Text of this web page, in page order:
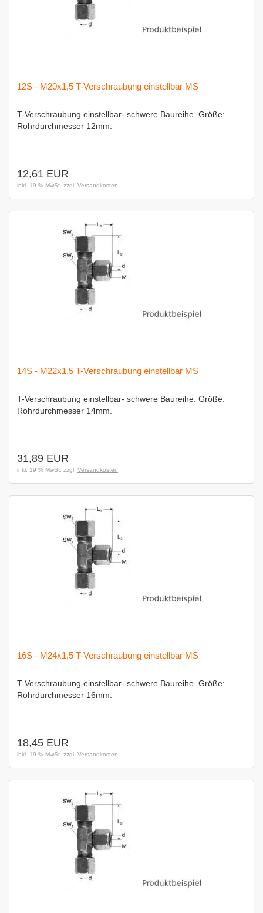
12S - M20x1,5 T-Verschraubung einstellbar MS
T-Verschraubung einstellbar- schwere Baureihe. Größe:
Rohrdurchmesser 12mm.
12,61 EUR
inkl. 19 % MwSt. zzgl. Versandkosten
14S - M22x1,5 T-Verschraubung einstellbar MS
T-Verschraubung einstellbar- schwere Baureihe. Größe:
Rohrdurchmesser 14mm.
31,89 EUR
inkl. 19 % MwSt. zzgl. Versandkosten
16S - M24x1,5 T-Verschraubung einstellbar MS
T-Verschraubung einstellbar- schwere Baureihe. Größe:
Rohrdurchmesser 16mm.
18,45 EUR
inkl. 19 % MwSt. zzgl. Versandkosten